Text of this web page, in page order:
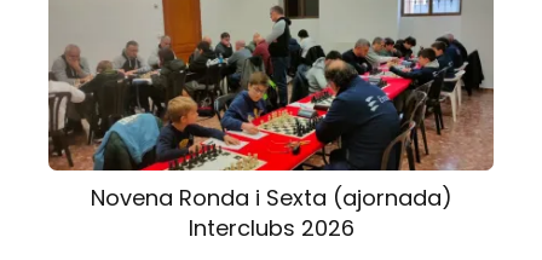
Novena Ronda i Sexta (ajornada)
Interclubs 2026